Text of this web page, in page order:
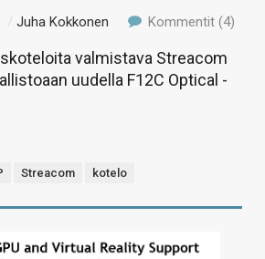
/Juha Kokkonen Kommentit (4)
valmistava Streacom
uudella F12C Optical -
Streacom kotelo